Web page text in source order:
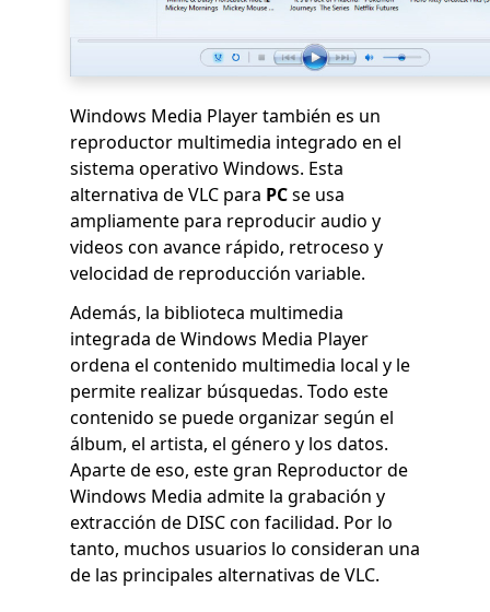
Windows Media Player también es un
reproductor multimedia integrado en el
sistema operativo Windows. Esta
alternativa de VLC para PCse usa
ampliamente para reproducir audio y
videos con avance rápido, retroceso y
velocidad de reproducción variable.
Además, la biblioteca multimedia
integrada de Windows Media Player
ordena el contenido multimedia local y le
permite realizar búsquedas. Todo este
contenido se puede organizar según el
álbum, el artista, el género y los datos.
Aparte de eso, este gran Reproductor de
Windows Media admite la grabación y
extracción de DISC con facilidad. Por lo
tanto, muchos usuarios lo consideran una
de las principales alternativas de VLC.